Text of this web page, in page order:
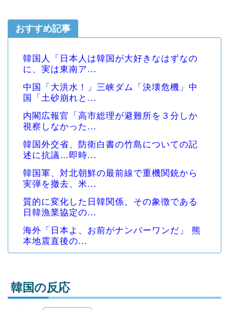
おすすめ記事
韓国人「日本人は韓国が大好きなはずなの
に、実は東南ア...
中国「大洪水！」三峡ダム「決壊危機」中
国「土砂崩れと...
内閣広報官「高市総理が避難所を３分しか
視察しなかった...
韓国外交省、防衛白書の竹島についての記
述に抗議…即時...
韓国軍、対北朝鮮の最前線で重機関銃から
実弾を撤去、米...
質的に変化した日韓関係、その象徴である
日韓漁業協定の...
海外「日本よ、お前がナンバーワンだ」 熊
本地震直後の...
韓国の反応